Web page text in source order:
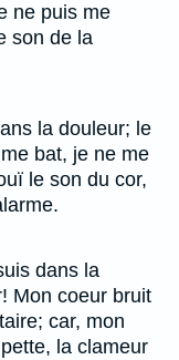
ne puis me
son de la
la douleur; le
bat, je ne me
le son du cor,
dans la
Mon coeur bruit
car, mon
la clameur